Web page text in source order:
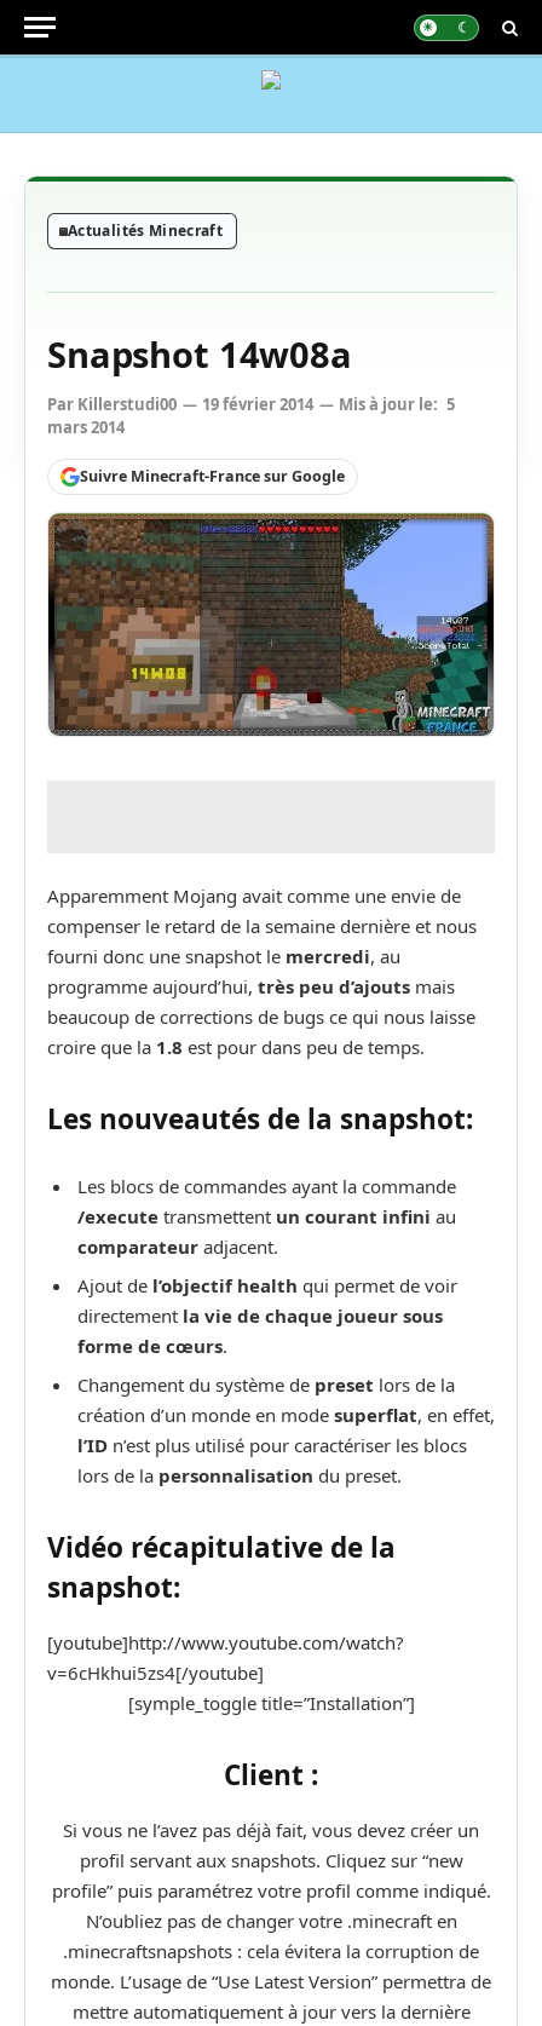
Actualités Minecraft
Snapshot 14w08a
Par Killerstudi00 19 février 2014 Mis à jour le: 5
mars 2014
Suivre Minecraft-France sur Google
Apparemment Mojang avait comme une envie de
compenser le retard de la semaine dernière et nous
fourni donc une snapshot le mercredi, au
programme aujourd’hui, très peu d’ajouts mais
beaucoup de corrections de bugs ce qui nous laisse
croire que la 1.8 est pour dans peu de temps.
Les nouveautés de la snapshot:
Les blocs de commandes ayant la commande
/execute transmettent un courant infini au
comparateur adjacent.
Ajout de l’objectif health qui permet de voir
directement la vie de chaque joueur sous
forme de cœurs.
Changement du système de preset lors de la
création d’un monde en mode superflat, en effet,
l’ID n’est plus utilisé pour caractériser les blocs
lors de la personnalisation du preset.
Vidéo récapitulative de la
snapshot:
[youtube]http://www.youtube.com/watch?
v=6cHkhui5zs4[/youtube]
[symple_toggle title=”Installation”]
Client :
Si vous ne l’avez pas déjà fait, vous devez créer un
profil servant aux snapshots. Cliquez sur “new
profile” puis paramétrez votre profil comme indiqué.
N’oubliez pas de changer votre .minecraft en
.minecraftsnapshots : cela évitera la corruption de
monde. L’usage de “Use Latest Version” permettra de
mettre automatiquement à jour vers la dernière